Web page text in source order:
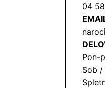
04
Pon-
Sob /